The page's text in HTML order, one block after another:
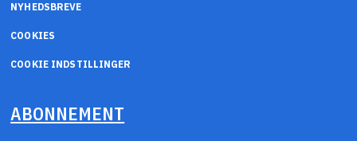
NYHEDSBREVE
COOKIES
COOKIE INDSTILLINGER
ABONNEMENT